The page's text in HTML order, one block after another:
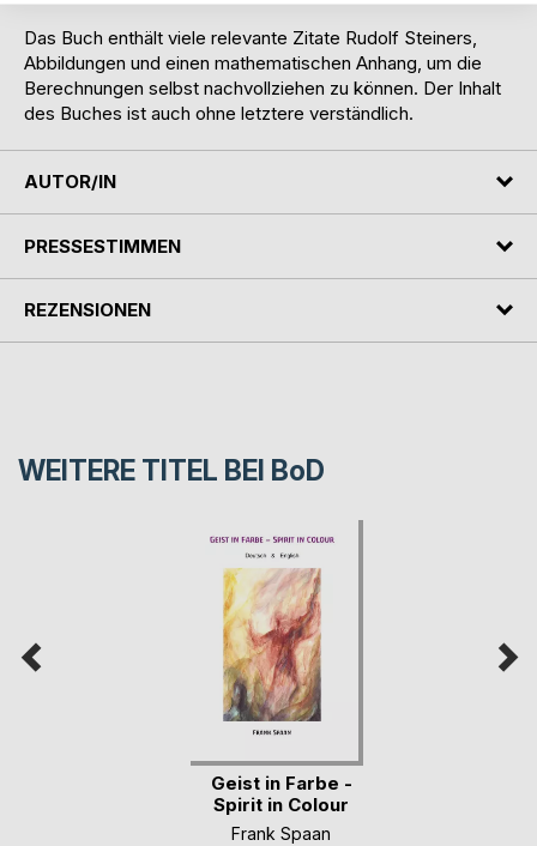
Das Buch enthält viele relevante Zitate Rudolf Steiners,
Abbildungen und einen mathematischen Anhang, um die
Berechnungen selbst nachvollziehen zu können. Der Inhalt
des Buches ist auch ohne letztere verständlich.
AUTOR/IN
PRESSESTIMMEN
REZENSIONEN
WEITERE TITEL BEI BoD
Geist in Farbe -
Spirit in Colour
Frank Spaan